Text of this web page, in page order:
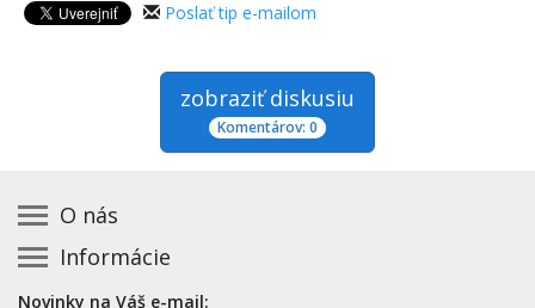
Poslať tip e-mailom
zobraziť diskusiu
Komentárov: 0
O nás
Kontakt na prevádzkovateľa
Informácie
Základná registrácia otváracích hodín zadarmo
Novinky na Váš e-mail: